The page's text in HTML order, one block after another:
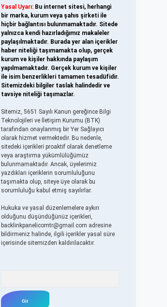
Yasal Uyarı: Bu internet sitesi, herhangi
bir marka, kurum veya şahıs şirketi ile
hiçbir bağlantısı bulunmamaktadır. Sitede
yalnızca kendi hazırladığımız makaleler
paylaşılmaktadır. Burada yer alan içerikler
haber niteliği taşımamakta olup, gerçek
kurum ve kişiler hakkında paylaşım
yapılmamaktadır. Gerçek kurum ve kişiler
ile isim benzerlikleri tamamen tesadüfidir.
Sitemizdeki bilgiler taslak halindedir ve
tavsiye niteliği taşımazlar.
Sitemiz, 5651 Sayılı Kanun gereğince Bilgi
Teknolojileri ve İletişim Kurumu (BTK)
tarafından onaylanmış bir Yer Sağlayıcı
olarak hizmet vermektedir. Bu nedenle,
sitedeki içerikleri proaktif olarak denetleme
veya araştırma yükümlülüğümüz
bulunmamaktadır. Ancak, üyelerimiz
yazdıkları içeriklerin sorumluluğunu
taşımakta olup, siteye üye olarak bu
sorumluluğu kabul etmiş sayılırlar.
Hukuka ve yasal düzenlemelere aykırı
olduğunu düşündüğünüz içerikleri,
backlinkpanelicomtr@gmail.com adresine
bildirmeniz halinde, ilgili içerikler yasal süre
içerisinde sitemizden kaldırılacaktır.